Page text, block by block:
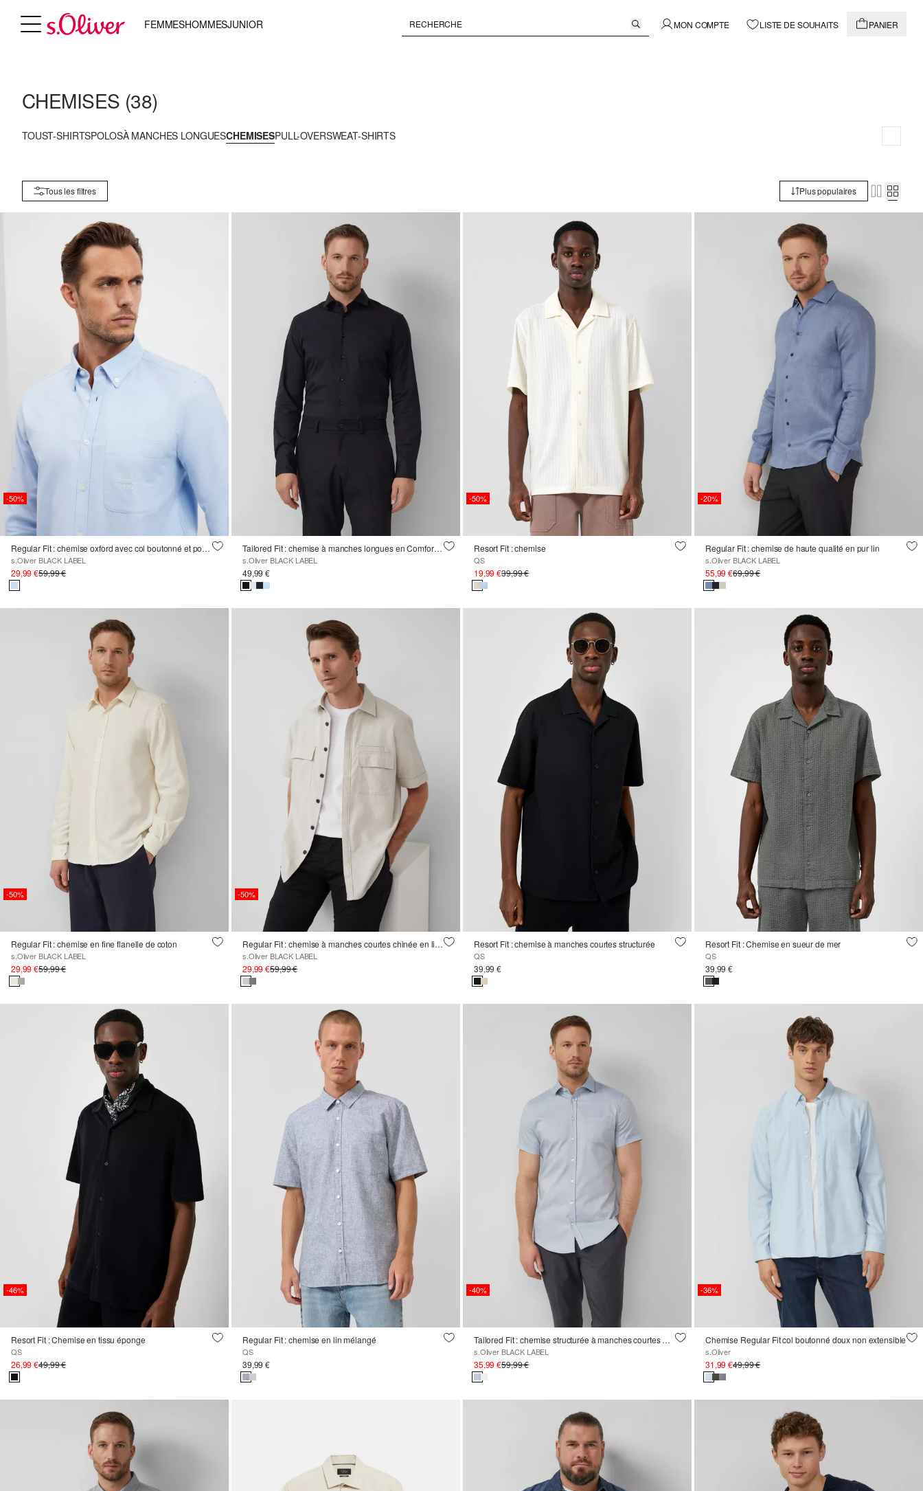
FEMMESHOMMESJUNIOR MON COMPTE LISTE DE SOUHAITS PANIER
CHEMISES (38)
TOUST-SHIRTSPOLOSÀ MANCHES LONGUESCHEMISESPULL-OVERSWEAT-SHIRTS
Tous les filtres Plus populaires
-50%
Regular Fit : chemise oxford avec col boutonné et poche poitrine
s.Oliver BLACK LABEL
29,99 €59,99 €
Tailored Fit : chemise à manches longues en Comfortstretch
s.Oliver BLACK LABEL
49,99 €
-50%
Resort Fit : chemise
QS
19,99 €39,99 €
-20%
Regular Fit : chemise de haute qualité en pur lin
s.Oliver BLACK LABEL
55,99 €69,99 €
-50%
Regular Fit : chemise en fine flanelle de coton
s.Oliver BLACK LABEL
29,99 €59,99 €
-50%
Regular Fit : chemise à manches courtes chinée en lin mélangé
s.Oliver BLACK LABEL
29,99 €59,99 €
Resort Fit : chemise à manches courtes structurée
QS
39,99 €
Resort Fit : Chemise en sueur de mer
QS
39,99 €
-46%
Resort Fit : Chemise en tissu éponge
QS
26,99 €49,99 €
Regular Fit : chemise en lin mélangé
QS
39,99 €
-40%
Tailored Fit : chemise structurée à manches courtes en coton stretch
s.Oliver BLACK LABEL
35,99 €59,99 €
-36%
Chemise Regular Fit col boutonné doux non extensible
s.Oliver
31,99 €49,99 €